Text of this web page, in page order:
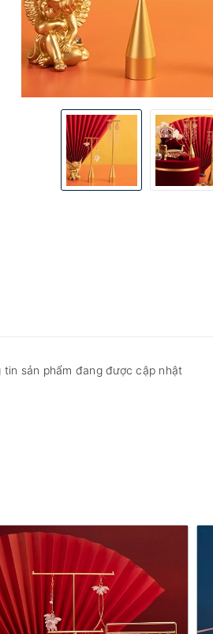
tin sản phẩm đang được cập nhật